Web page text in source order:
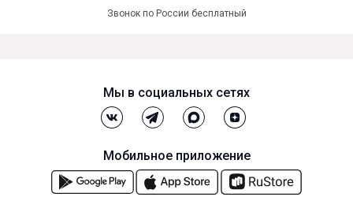
Звонок по России бесплатный
Мы в социальных сетях
Мобильное приложение